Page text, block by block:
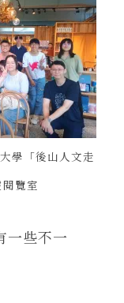
學「後山人文走
覽室
一些不一